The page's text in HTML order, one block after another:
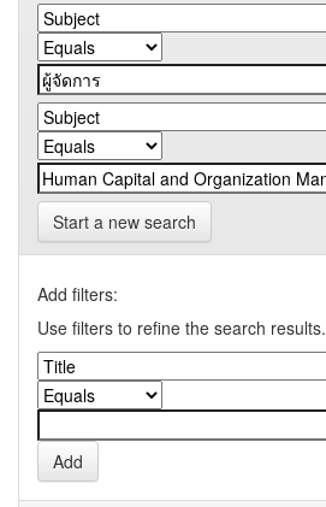
Start a new search
Add filters:
Use filters to refine the search results.